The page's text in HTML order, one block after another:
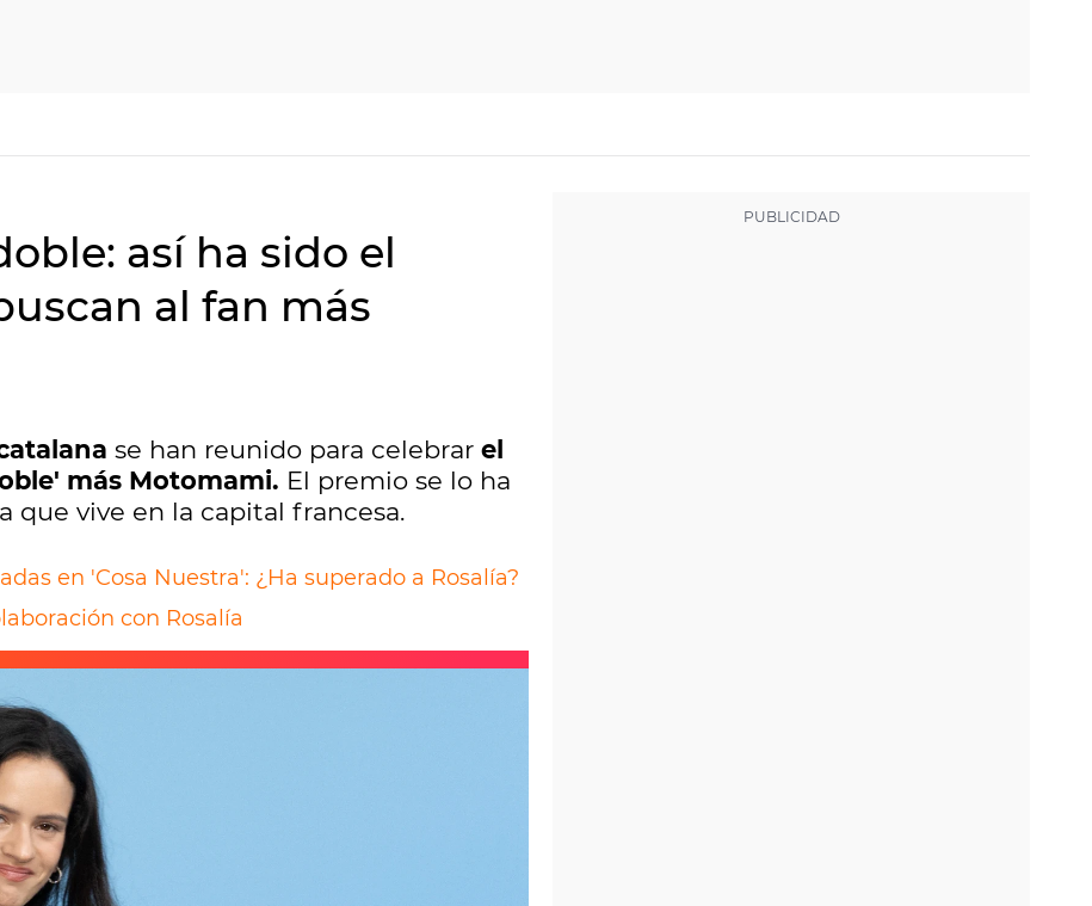
así ha sido el
al fan más
se han reunido para celebrar el
más Motomami. El premio se lo ha
que vive en la capital francesa.
en 'Cosa Nuestra': ¿Ha superado a Rosalía?
con Rosalía